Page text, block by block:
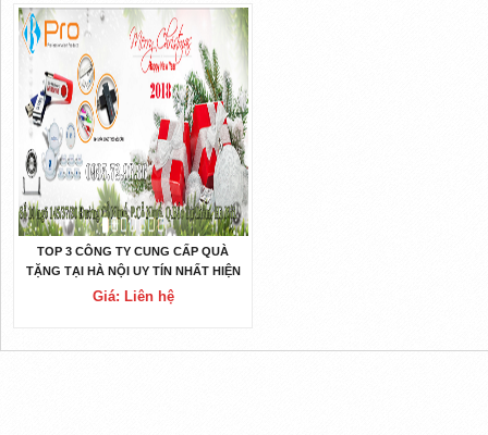
TOP 3 CÔNG TY CUNG CẤP QUÀ
TẶNG TẠI HÀ NỘI UY TÍN NHẤT HIỆN
GIỜ
Giá: Liên hệ